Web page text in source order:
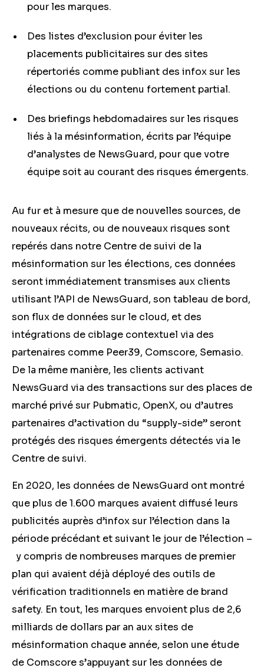
pour les marques.
Des listes d’exclusion pour éviter les
placements publicitaires sur des sites
répertoriés comme publiant des infox sur les
élections ou du contenu fortement partial.
Des briefings hebdomadaires sur les risques
liés à la mésinformation, écrits par l’équipe
d’analystes de NewsGuard, pour que votre
équipe soit au courant des risques émergents.
Au fur et à mesure que de nouvelles sources, de
nouveaux récits, ou de nouveaux risques sont
repérés dans notre Centre de suivi de la
mésinformation sur les élections, ces données
seront immédiatement transmises aux clients
utilisant l’API de NewsGuard, son tableau de bord,
son flux de données sur le cloud, et des
intégrations de ciblage contextuel via des
partenaires comme Peer39, Comscore, Semasio.
De la même manière, les clients activant
NewsGuard via des transactions sur des places de
marché privé sur Pubmatic, OpenX, ou d’autres
partenaires d’activation du “supply-side” seront
protégés des risques émergents détectés via le
Centre de suivi.
En 2020, les données de NewsGuard ont montré
que plus de 1.600 marques avaient diffusé leurs
publicités auprès d’infox sur l’élection dans la
période précédant et suivant le jour de l’élection –
y compris de nombreuses marques de premier
plan qui avaient déjà déployé des outils de
vérification traditionnels en matière de brand
safety. En tout, les marques envoient plus de 2,6
milliards de dollars par an aux sites de
mésinformation chaque année, selon une étude
de Comscore s’appuyant sur les données de